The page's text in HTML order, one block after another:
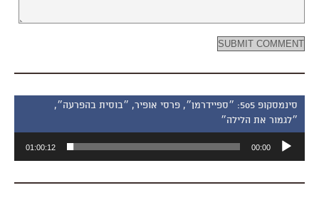
סינמסקופ 505: ״ספיידרמן״, פרסי אופיר, ״בוסית בהפרעה״,
״לגמור את הלילה״
אודיו
00:00
01:00:12